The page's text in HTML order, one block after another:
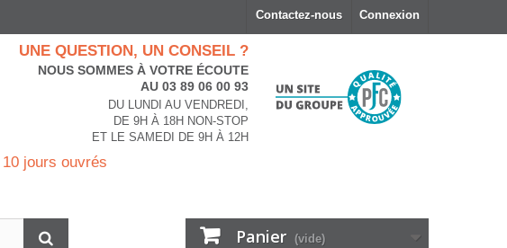
Connexion
Contactez-nous
UNE QUESTION, UN CONSEIL ?
NOUS SOMMES À VOTRE ÉCOUTE
AU 03 89 06 00 93
DU LUNDI AU VENDREDI,
DE 9H À 18H NON-STOP
ET LE SAMEDI DE 9H À 12H
jours ouvrés
Panier (vide)